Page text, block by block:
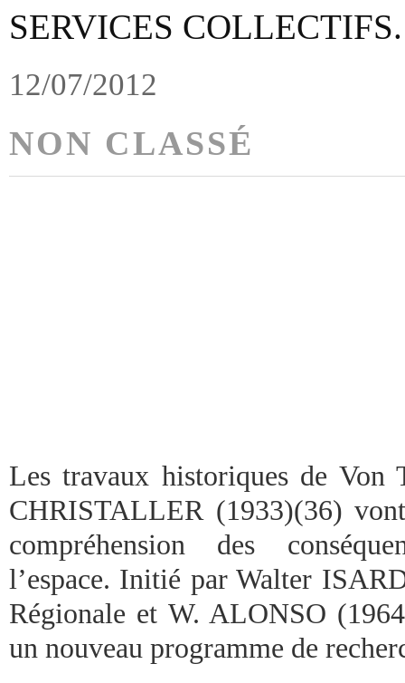
SERVICES COLLECTIFS.
12/07/2012
NON CLASSÉ
Les travaux historiques de
CHRISTALLER (1933)(36)
compréhension des
l’espace. Initié par Walter
Régionale et W. ALONSO
un nouveau programme de